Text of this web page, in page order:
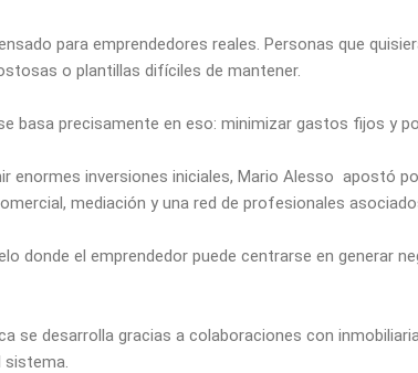
para emprendedores reales. Personas que
o plantillas difíciles de mantener.
basa precisamente en eso: minimizar gastos fijos y
enormes inversiones iniciales, Mario Alesso apostó
mediación y una red de profesionales
donde el emprendedor puede centrarse en generar
se desarrolla gracias a colaboraciones con
sistema.